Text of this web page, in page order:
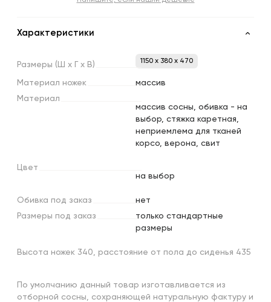
Характеристики
Размеры (Ш х х В) 1150 x 380 x 470
Материал ножек
массив
Материал
массив сосны, обивка - на
выбор, стяжка каретная,
неприемлема для тканей
корсо, верона, свит
Цвет
на выбор
Обивка под заказ
нет
Размеры под заказ
только стандартные
размеры
Высота ножек 340, расстояние от пола до сиденья 435
По умолчанию данный товар изготавливается из
отборной сосны, сохраняющей натуральную фактуру и